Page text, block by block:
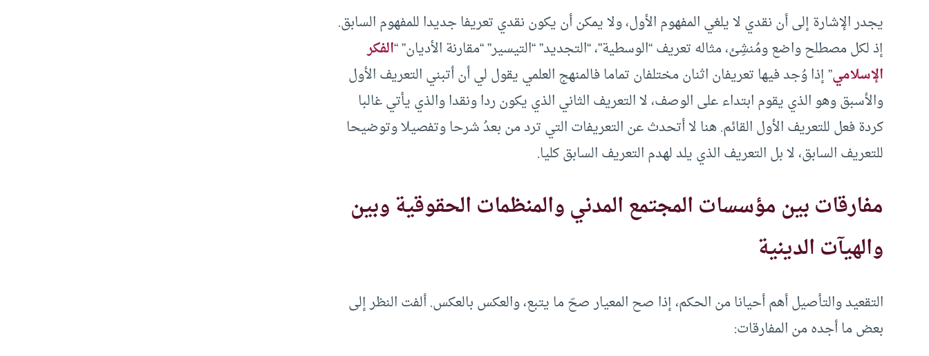
يجدر الإشارة إلى أن نقدي لا يلغي المفهوم الأول، ولا يمكن أن يكون نقدي تعريفا جديدا للمفهوم السابق.
إذ لكل مصطلح واضع ومُنشِئ، مثاله تعريف “الوسطية”، “التجديد” “التيسير” “مقارنة الأديان” “الفكر
الإسلامي” إذا وُجد فيها تعريفان اثنان مختلفان تماما فالمنهج العلمي يقول لي أن أتبني التعريف الأول
والأسبق وهو الذي يقوم ابتداء على الوصف، لا التعريف الثاني الذي يكون ردا ونقدا والذي يأتي غالبا
كردة فعل للتعريف الأول القائم. هنا لا أتحدث عن التعريفات التي ترد من بعدُ شرحا وتفصيلا وتوضيحا
للتعريف السابق، لا بل التعريف الذي يلد لهدم التعريف السابق كليا.
مفارقات بين مؤسسات المجتمع المدني والمنظمات الحقوقية وبين
والهيآت الدينية
التقعيد والتأصيل أهم أحيانا من الحكم، إذا صح المعيار صحّ ما يتبع، والعكس بالعكس. ألفت النظر إلى
بعض ما أجده من المفارقات: